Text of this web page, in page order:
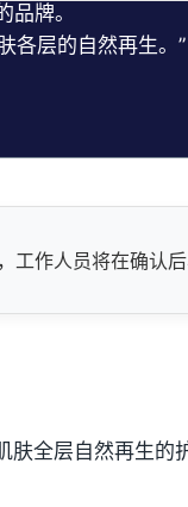
牌。
各层的自然再生。”
，工作人员将在确认后
全层自然再生的